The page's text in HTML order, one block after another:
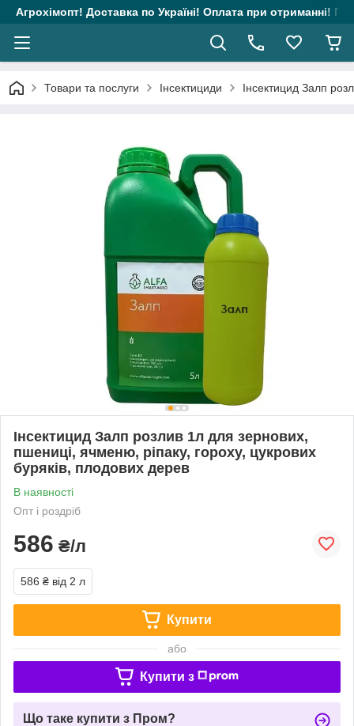
Агрохімопт! Доставка по Україні! Оплата при отриманні!
Товари та послуги Інсектициди Інсектицид Залп
Інсектицид Залп розлив 1л для зернових,
пшениці, ячменю, ріпаку, гороху, цукрових
буряків, плодових дерев
В наявності
Опт і роздріб
586 ₴/л
586 ₴ від 2 л
Купити
або
Купити з
Що таке купити з Пром?